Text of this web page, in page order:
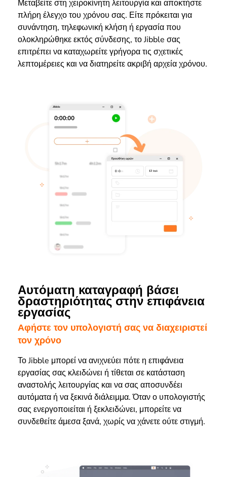
Μεταβείτε στη χειροκίνητη λειτουργία και αποκτήστε
πλήρη έλεγχο του χρόνου σας. Είτε πρόκειται για
συνάντηση, τηλεφωνική κλήση ή εργασία που
ολοκληρώθηκε εκτός σύνδεσης, το Jibble σας
επιτρέπει να καταχωρείτε γρήγορα τις σχετικές
λεπτομέρειες και να διατηρείτε ακριβή αρχεία χρόνου.
Αυτόματη καταγραφή βάσει
δραστηριότητας στην επιφάνεια
εργασίας
Αφήστε τον υπολογιστή σας να διαχειριστεί
τον χρόνο
Το Jibble μπορεί να ανιχνεύει πότε η επιφάνεια
εργασίας σας κλειδώνει ή τίθεται σε κατάσταση
αναστολής λειτουργίας και να σας αποσυνδέει
αυτόματα ή να ξεκινά διάλειμμα. Όταν ο υπολογιστής
σας ενεργοποιείται ή ξεκλειδώνει, μπορείτε να
συνδεθείτε άμεσα ξανά, χωρίς να χάνετε ούτε στιγμή.